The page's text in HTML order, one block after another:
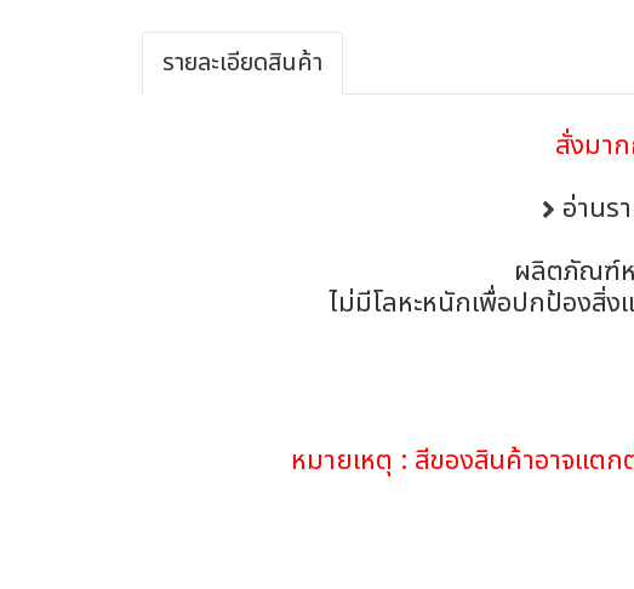
รายละเอียดสินค้า
สั่งมาก
อ่านร
ผลิตภัณฑ์ห
ไม่มีโลหะหนักเพื่อปกป้องสิ่
หมายเหตุ : สีของสินค้าอาจแต